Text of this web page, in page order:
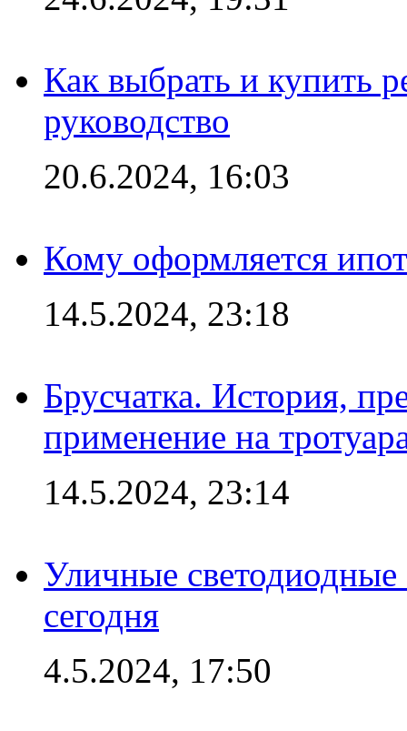
Как выбрать и купить
руководство
20.6.2024, 16:03
Кому оформляется
14.5.2024, 23:18
Брусчатка. История,
применение на
14.5.2024, 23:14
Уличные
сегодня
4.5.2024, 17:50